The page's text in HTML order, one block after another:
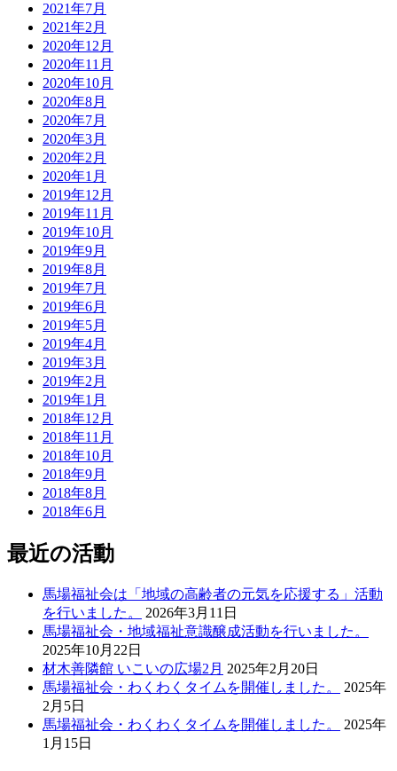
2021年7月
2021年2月
2020年12月
2020年11月
2020年10月
2020年8月
2020年7月
2020年3月
2020年2月
2020年1月
2019年12月
2019年11月
2019年10月
2019年9月
2019年8月
2019年7月
2019年6月
2019年5月
2019年4月
2019年3月
2019年2月
2019年1月
2018年12月
2018年11月
2018年10月
2018年9月
2018年8月
2018年6月
最近の活動
馬場福祉会は「地域の高齢者の元気を応援する」活動
を行いました。
2026年3月11日
馬場福祉会・地域福祉意識醸成活動を行いました。
2025年10月22日
材木善隣館 いこいの広場2月 2025年2月20日
馬場福祉会・わくわくタイムを開催しました。
2025年
2月5日
馬場福祉会・わくわくタイムを開催しました。
2025年
1月15日